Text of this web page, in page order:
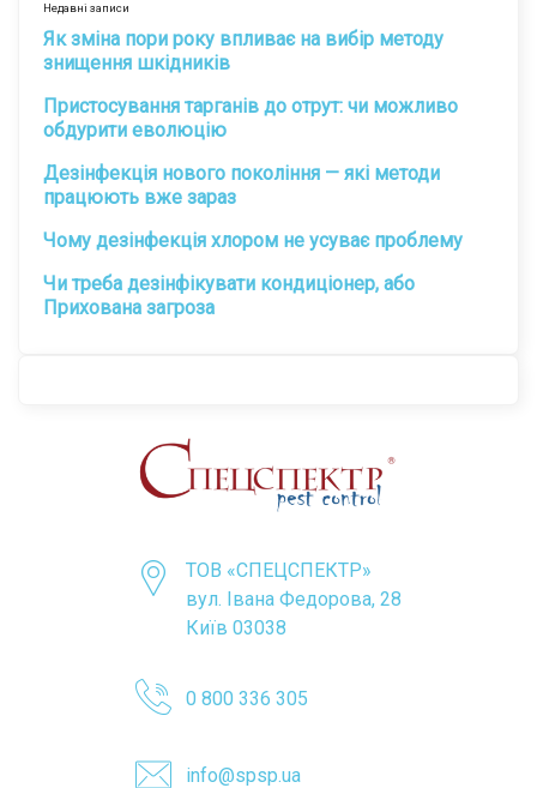
Недавні записи
Як зміна пори року впливає на вибір методу
знищення шкідників
Пристосування тарганів до отрут: чи можливо
обдурити еволюцію
Дезінфекція нового покоління — які методи
працюють вже зараз
Чому дезінфекція хлором не усуває проблему
Чи треба дезінфікувати кондиціонер, або
Прихована загроза
ТОВ «CПЕЦСПЕКТР»
вул. Івана Федорова, 28
Київ 03038
0 800 336 305
info@spsp.ua